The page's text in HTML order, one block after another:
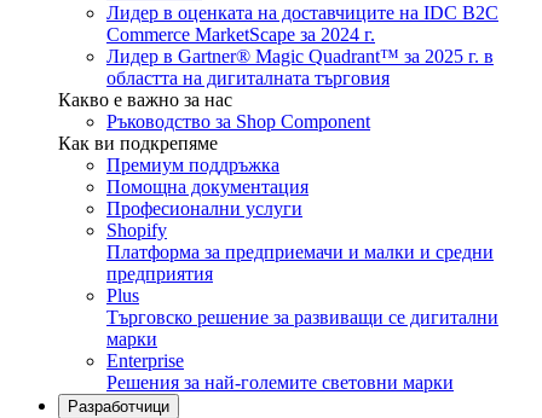
Лидер в оценката на доставчиците на IDC B2C
Commerce MarketScape за 2024 г.
Лидер в Gartner® Magic Quadrant™ за 2025 г. в
областта на дигиталната търговия
Какво е важно за нас
Ръководство за Shop Component
Как ви подкрепяме
Премиум поддръжка
Помощна документация
Професионални услуги
Shopify
Платформа за предприемачи и малки и средни
предприятия
Plus
Търговско решение за развиващи се дигитални
марки
Enterprise
Решения за най-големите световни марки
Разработчици